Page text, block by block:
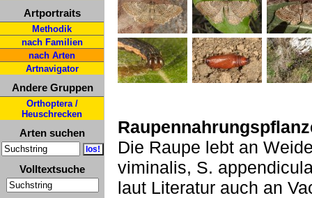
Artportraits
Methodik
nach Familien
nach Arten
Artnavigator
Andere Gruppen
Orthoptera /
Heuschrecken
Arten suchen
Volltextsuche
Die Raupe lebt an
viminalis, S.
laut Literatur auch an